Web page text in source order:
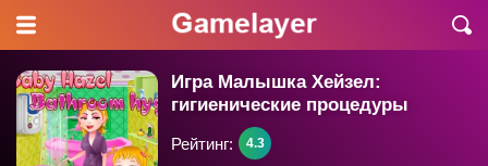
Игра Малышка Хейзел:
гигиенические процедуры
Рейтинг: 4.3